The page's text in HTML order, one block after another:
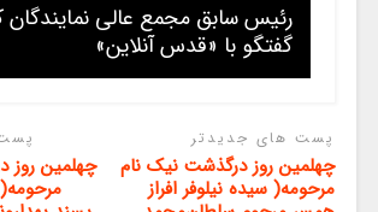
رئیس سابق مجمع عالی نمایندگان
گفتگو با «قدس آنلاین»
پست های جدیدتر
چهلمین روز درگذشت نیک نام
مرحومه( سیده نیلوفر افراز
چهلمین روز